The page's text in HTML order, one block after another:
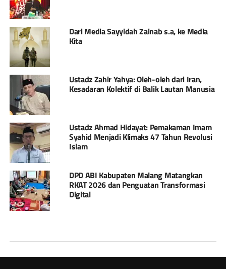
Dari Media Sayyidah Zainab s.a, ke Media
Kita
Ustadz Zahir Yahya: Oleh-oleh dari Iran,
Kesadaran Kolektif di Balik Lautan Manusia
Ustadz Ahmad Hidayat: Pemakaman Imam
Syahid Menjadi Klimaks 47 Tahun Revolusi
Islam
DPD ABI Kabupaten Malang Matangkan
RKAT 2026 dan Penguatan Transformasi
Digital